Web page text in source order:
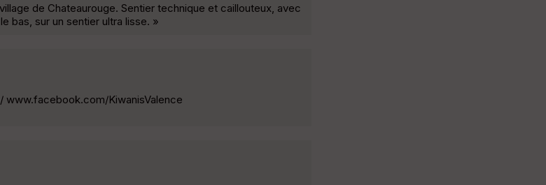
de Chateaurouge. Sentier technique et caillouteux, avec
bas, sur un sentier ultra lisse. »
www.facebook.com/KiwanisValence